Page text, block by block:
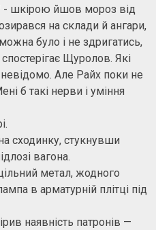
- шкірою йшов мороз від
на склади й ангари,
було і не здригатись,
Щуролов. Які
Але Райх поки не
б такі нерви і уміння
сходинку, стукнувши
вагона.
метал, жодного
в арматурній плітці під
наявність патронів —